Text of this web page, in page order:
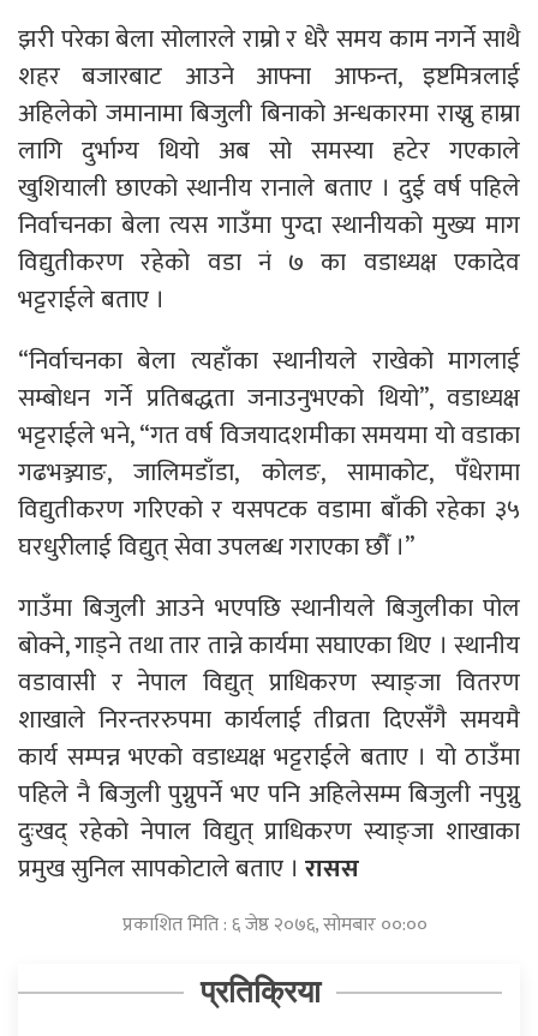
झरी परेका बेला सोलारले राम्रो र धेरै समय काम नगर्ने साथै
शहर बजारबाट आउने आफ्ना आफन्त, इष्टमित्रलाई
अहिलेको जमानामा बिजुली बिनाको अन्धकारमा राख्नु हाम्रा
लागि दुर्भाग्य थियो अब सो समस्या हटेर गएकाले
खुशियाली छाएको स्थानीय रानाले बताए । दुई वर्ष पहिले
निर्वाचनका बेला त्यस गाउँमा पुग्दा स्थानीयको मुख्य माग
विद्युतीकरण रहेको वडा नं ७ का वडाध्यक्ष एकादेव
भट्टराईले बताए ।
“निर्वाचनका बेला त्यहाँका स्थानीयले राखेको मागलाई
सम्बोधन गर्ने प्रतिबद्धता जनाउनुभएको थियो”, वडाध्यक्ष
भट्टराईले भने, “गत वर्ष विजयादशमीका समयमा यो वडाका
गढभञ्ज्याङ, जालिमडाँडा, कोलङ, सामाकोट, पँधेरामा
विद्युतीकरण गरिएको र यसपटक वडामा बाँकी रहेका ३५
घरधुरीलाई विद्युत् सेवा उपलब्ध गराएका छौँ ।”
गाउँमा बिजुली आउने भएपछि स्थानीयले बिजुलीका पोल
बोक्ने, गाड्ने तथा तार तान्ने कार्यमा सघाएका थिए । स्थानीय
वडावासी र नेपाल विद्युत् प्राधिकरण स्याङ्जा वितरण
शाखाले निरन्तररुपमा कार्यलाई तीव्रता दिएसँगै समयमै
कार्य सम्पन्न भएको वडाध्यक्ष भट्टराईले बताए । यो ठाउँमा
पहिले नै बिजुली पुग्नुपर्ने भए पनि अहिलेसम्म बिजुली नपुग्नु
दुःखद् रहेको नेपाल विद्युत् प्राधिकरण स्याङ्जा शाखाका
प्रमुख सुनिल सापकोटाले बताए । रासस
प्रकाशित मिति : ६ जेष्ठ २०७६, सोमबार ००:००
प्रतिक्रिया